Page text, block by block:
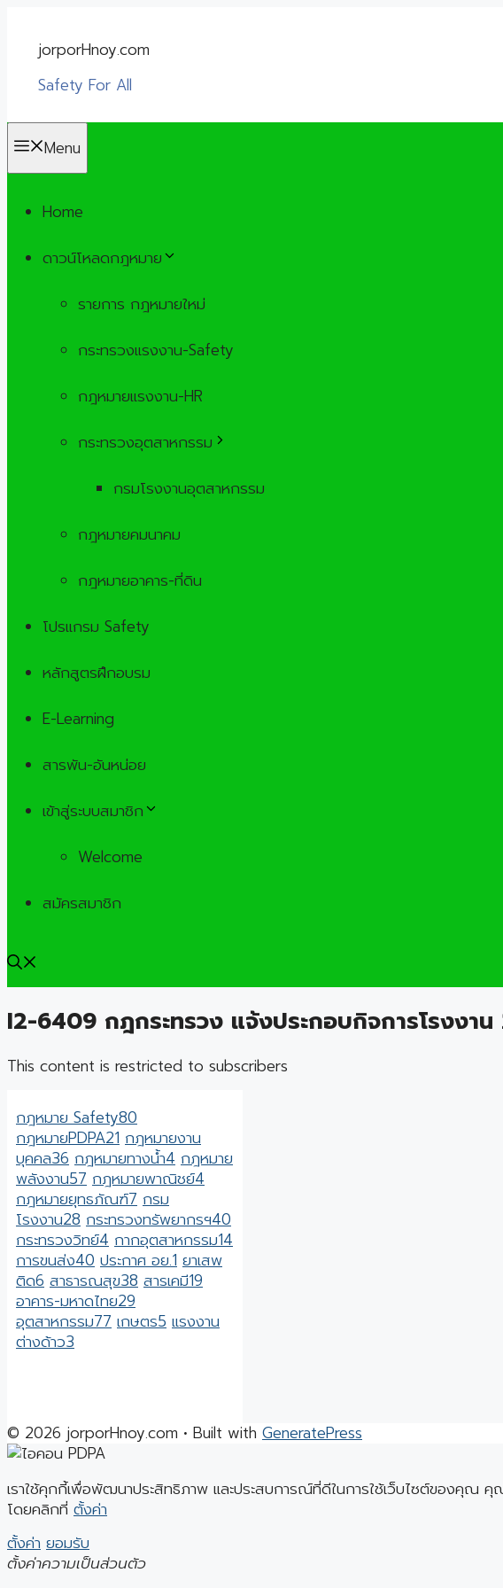
contentjorporHnoy.com
Safety For All
Menu
Home
ดาวน์โหลดกฎหมาย
รายการ กฎหมายใหม่
กระทรวงแรงงาน-Safety
กฎหมายแรงงาน-HR
กระทรวงอุตสาหกรรม
กรมโรงงานอุตสาหกรรม
กฎหมายคมนาคม
กฎหมายอาคาร-ที่ดิน
โปรแกรม Safety
หลักสูตรฝึกอบรม
E-Learning
สารพัน-อันหน่อย
เข้าสู่ระบบสมาชิก
Welcome
สมัครสมาชิก
I2-6409 กฎกระทรวง แจ้งประกอบกิจการโรงงาน
This content is restricted to subscribers
กฎหมาย Safety80
กฎหมายPDPA21 กฎหมายงาน
บุคคล36 กฎหมายทางน้ำ4 กฎหมาย
พลังงาน57 กฎหมายพาณิชย์4
กฎหมายยุทธภัณฑ์7 กรม
โรงงาน28 กระทรวงทรัพยากรฯ40
กระทรวงวิทย์4 กากอุตสาหกรรม14
การขนส่ง40 ประกาศ อย.1 ยาเสพ
ติด6 สาธารณสุข38 สารเคมี19
อาคาร-มหาดไทย29
อุตสาหกรรม77 เกษตร5 แรงงาน
ต่างด้าว3
© 2026 jorporHnoy.com • Built with GeneratePress
เราใช้คุกกี้เพื่อพัฒนาประสิทธิภาพ และประสบการณ์ที่ดีในการใช้เว็บไซต์ของคุณ คุ
โดยคลิกที่ ตั้งค่า
ตั้งค่า ยอมรับ
ตั้งค่าความเป็นส่วนตัว